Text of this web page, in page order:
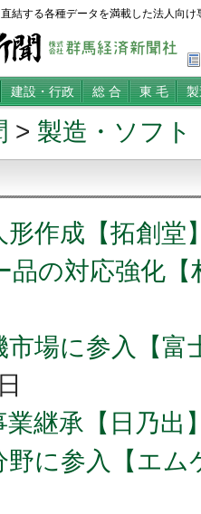
結する各種データを満載した法人向け
建設・行政 総 合 東 毛
> 製造・ソフト
作成【拓創堂
品の対応強化【
市場に参入【
継承【日乃出
野に参入【エム